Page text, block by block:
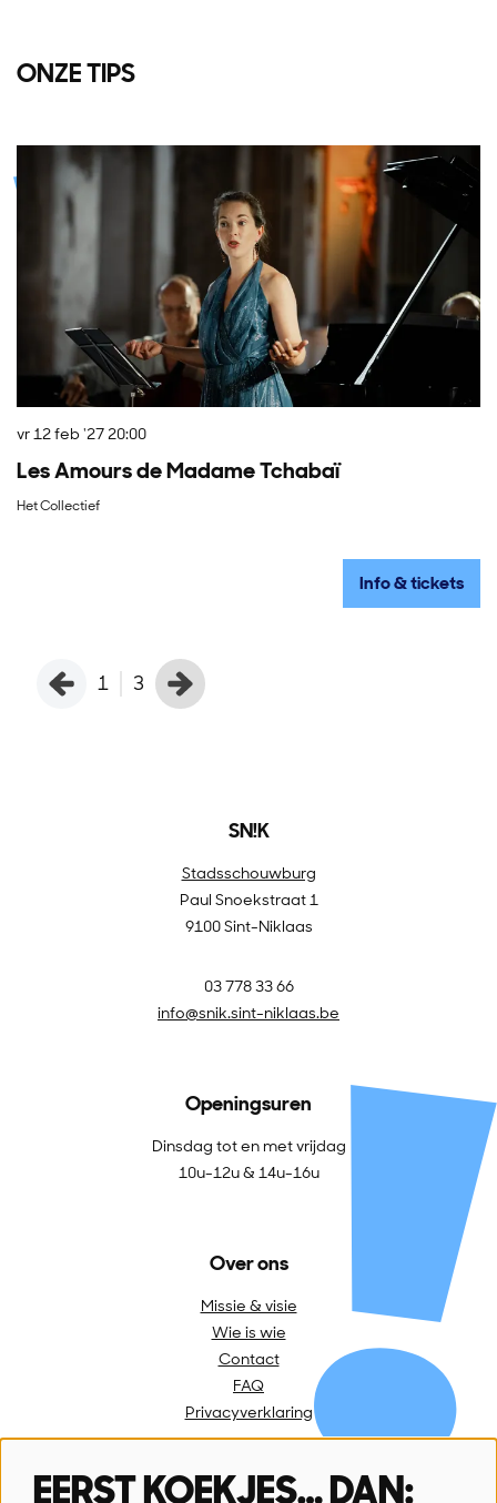
ONZE TIPS
Les Amours de Madame Tchabaï
Het Collectief
vr 12 feb '2720:00
Info & tickets
1 3
SN!K
Stadsschouwburg
Paul Snoekstraat 1
9100 Sint-Niklaas
03 778 33 66
info@snik.sint-niklaas.be
Openingsuren
Dinsdag tot en met vrijdag
10u-12u & 14u-16u
Over ons
Missie & visie
Wie is wie
Contact
FAQ
Privacyverklaring
EERST KOEKJES… DAN: